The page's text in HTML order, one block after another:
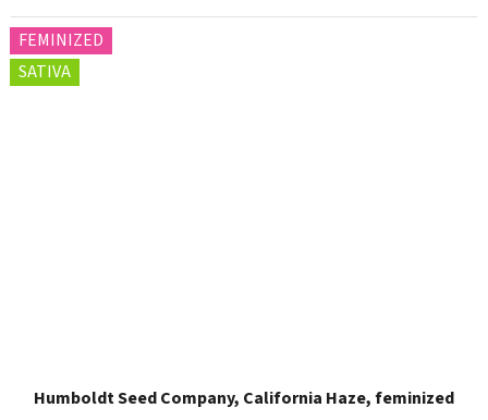
FEMINIZED
SATIVA
Humboldt Seed Company, California Haze, feminized